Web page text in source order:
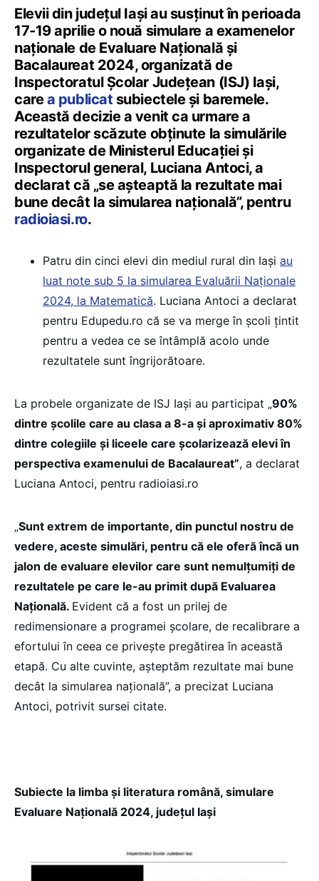
Elevii din județul Iași au susținut în perioada
17-19 aprilie o nouă simulare a examenelor
naționale de Evaluare Națională și
Bacalaureat 2024, organizată de
Inspectoratul Școlar Județean (ISJ) Iași,
carea publicat subiectele și baremele.
Această decizie a venit ca urmare a
rezultatelor scăzute obținute la simulările
organizate de Ministerul Educației și
Inspectorul general, Luciana Antoci, a
declarat că „se așteaptă la rezultate mai
bune decât la simularea națională”, pentru
radioiasi.ro.
Patru din cinci elevi din mediul rural din Iași au
luat note sub 5 la simularea Evaluării Naționale
2024, la Matematică. Luciana Antoci a declarat
pentru Edupedu.ro că se va merge în școli țintit
pentru a vedea ce se întâmplă acolo unde
rezultatele sunt îngrijorătoare.
La probele organizate de ISJ Iași au participat „90%
dintre școlile care au clasa a 8-a și aproximativ 80%
dintre colegiile și liceele care școlarizează elevi în
perspectiva examenului de Bacalaureat”, a declarat
Luciana Antoci, pentru radioiasi.ro
„Sunt extrem de importante, din punctul nostru de
vedere, aceste simulări, pentru că ele oferă încă un
jalon de evaluare elevilor care sunt nemulțumiți de
rezultatele pe care le-au primit după Evaluarea
Națională. Evident că a fost un prilej de
redimensionare a programei școlare, de recalibrare a
efortului în ceea ce privește pregătirea în această
etapă. Cu alte cuvinte, așteptăm rezultate mai bune
decât la simularea națională”, a precizat Luciana
Antoci, potrivit sursei citate.
Subiecte la limba și literatura română, simulare
Evaluare Națională 2024, județul Iași